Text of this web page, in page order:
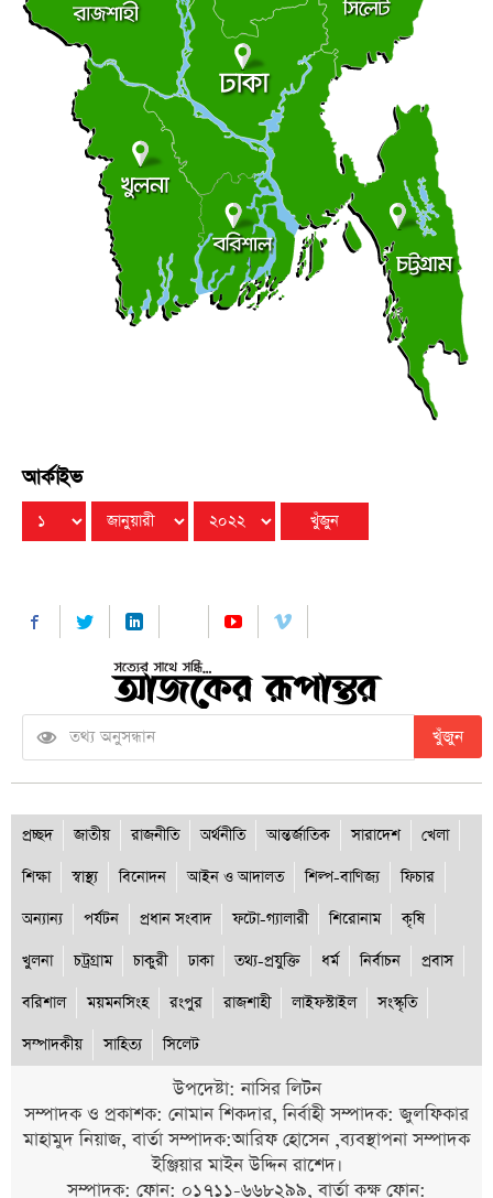
আদালত
রবিবার ● ৯ আগস্ট ২০২৬
সন্ত্রাস বিরোধী আইনের মামলায় আ. লীগ-ছাত্রলীগের ৬ জন
রবিবার ● ৯ আগস্ট ২০২৬
মালয়েশিয়ার উপ-অর্থমন্ত্রীর সঙ্গে বাংলাদেশ হাইকমিশনারের
রবিবার ● ৯ আগস্ট ২০২৬
আর্কাইভ
খুঁজুন
প্রচ্ছদ জাতীয় রাজনীতি অর্থনীতি আন্তর্জাতিক সারাদেশ
খেলা
শিক্ষা
স্বাস্থ্য বিনোদন আইন ও আদালত শিল্প-বাণিজ্য
ফিচার
অন্যান্য
পর্যটন প্রধান সংবাদ ফটো-গ্যালারী শিরোনাম
কৃষি
খুলনা
চট্রগ্রাম চাকুরী ঢাকা তথ্য-প্রযুক্তি ধর্ম নির্বাচন
প্রবাস
বরিশাল
ময়মনসিংহ রংপুর রাজশাহী লাইফস্টাইল
সংস্কৃতি
সম্পাদকীয়
সাহিত্য সিলেট
উপদেষ্টা: নাসির লিটন
সম্পাদক ও প্রকাশক: নোমান শিকদার, নির্বাহী সম্পাদক: জুলফিকার
মাহামুদ নিয়াজ, বার্তা সম্পাদক:আরিফ হোসেন ,ব্যবস্থাপনা সম্পাদক
ইঞ্জিয়ার মাইন উদ্দিন রাশেদ।
সম্পাদক: ফোন: ০১৭১১-৬৬৮২৯৯, বার্তা কক্ষ ফোন: